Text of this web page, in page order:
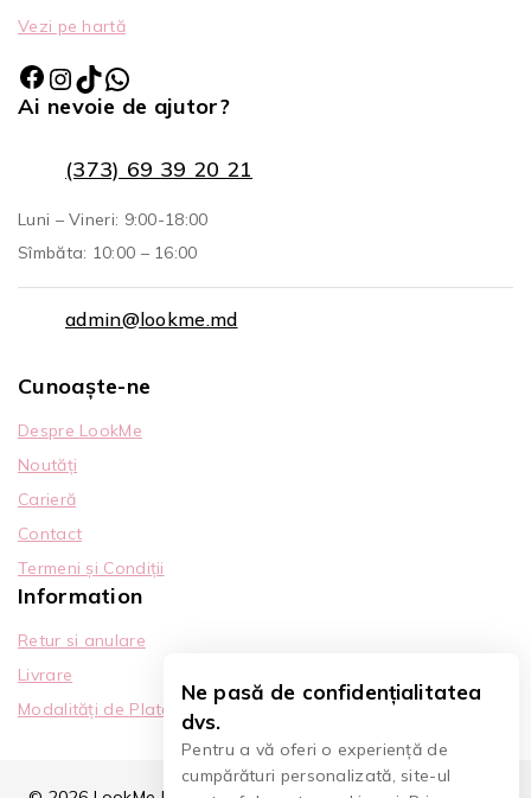
Vezi pe hartă
Ai nevoie de ajutor?
(373) 69 39 20 21
Luni – Vineri: 9:00-18:00
Sîmbăta: 10:00 – 16:00
admin@lookme.md
Cunoaște-ne
Despre LookMe
Noutăți
Carieră
Contact
Termeni și Condiții
Information
Retur si anulare
Livrare
Modalități de Plată
Ne pasă de confidențialitatea
dvs.
Pentru a vă oferi o experiență de
cumpărături personalizată, site-ul